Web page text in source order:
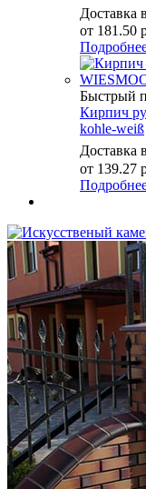
Доставка
от 181.50
Быстрый
Кирпич
kohle-weiß
Доставка
от 139.27